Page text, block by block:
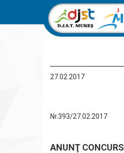
27.02.2017
Nr.393/27.02.2017
ANUNŢ CONCURS